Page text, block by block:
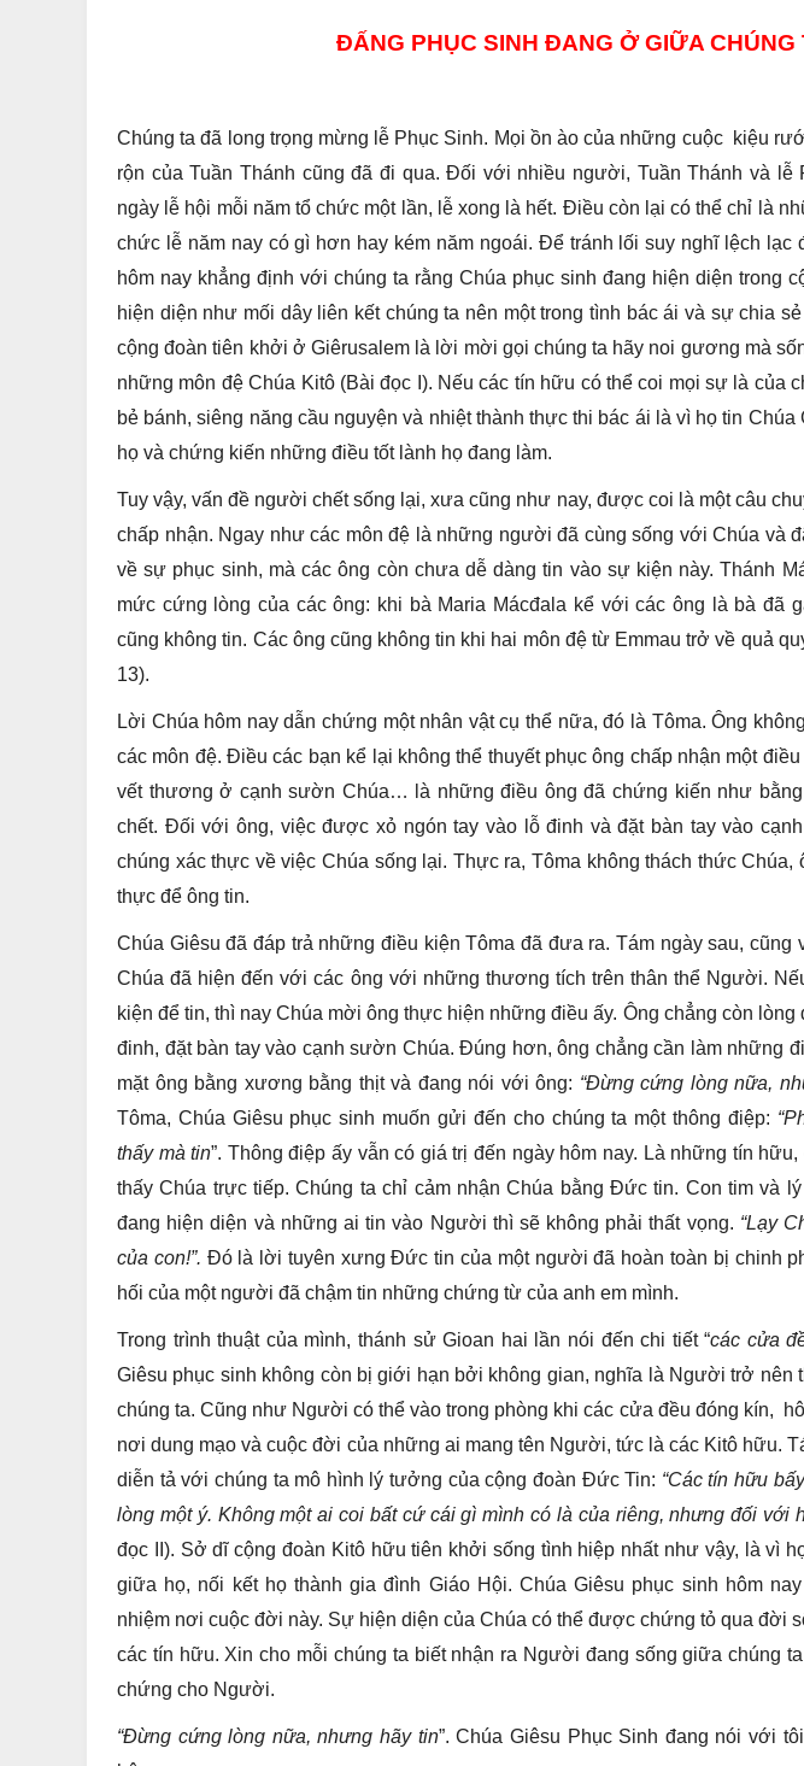
ĐẤNG PHỤC SINH ĐANG Ở GIỮA CHÚNG
Chúng ta đã long trọng mừng lễ Phục Sinh. Mọi ồn ào của những cuộc kiệu
rộn của Tuần Thánh cũng đã đi qua. Đối với nhiều người, Tuần Thánh và lễ
ngày lễ hội mỗi năm tổ chức một lần, lễ xong là hết. Điều còn lại có thể chỉ là
chức lễ năm nay có gì hơn hay kém năm ngoái. Để tránh lối suy nghĩ lệch lạc
hôm nay khẳng định với chúng ta rằng Chúa phục sinh đang hiện diện trong
hiện diện như mối dây liên kết chúng ta nên một trong tình bác ái và sự chia
cộng đoàn tiên khởi ở Giêrusalem là lời mời gọi chúng ta hãy noi gương mà
những môn đệ Chúa Kitô (Bài đọc I). Nếu các tín hữu có thể coi mọi sự là của
bẻ bánh, siêng năng cầu nguyện và nhiệt thành thực thi bác ái là vì họ tin
họ và chứng kiến những điều tốt lành họ đang làm.
Tuy vậy, vấn đề người chết sống lại, xưa cũng như nay, được coi là một câu
chấp nhận. Ngay như các môn đệ là những người đã cùng sống với Chúa và
về sự phục sinh, mà các ông còn chưa dễ dàng tin vào sự kiện này. Thánh
mức cứng lòng của các ông: khi bà Maria Mácđala kể với các ông là bà đã
cũng không tin. Các ông cũng không tin khi hai môn đệ từ Emmau trở về quả
13).
Lời Chúa hôm nay dẫn chứng một nhân vật cụ thể nữa, đó là Tôma. Ông
các môn đệ. Điều các bạn kể lại không thể thuyết phục ông chấp nhận một
vết thương ở cạnh sườn Chúa… là những điều ông đã chứng kiến như
chết. Đối với ông, việc được xỏ ngón tay vào lỗ đinh và đặt bàn tay vào
chúng xác thực về việc Chúa sống lại. Thực ra, Tôma không thách thức Chúa,
thực để ông tin.
Chúa Giêsu đã đáp trả những điều kiện Tôma đã đưa ra. Tám ngày sau, cũng
Chúa đã hiện đến với các ông với những thương tích trên thân thể Người.
kiện để tin, thì nay Chúa mời ông thực hiện những điều ấy. Ông chẳng còn lòng
đinh, đặt bàn tay vào cạnh sườn Chúa. Đúng hơn, ông chẳng cần làm những
mặt ông bằng xương bằng thịt và đang nói với ông: “Đừng cứng lòng nữa,
Tôma, Chúa Giêsu phục sinh muốn gửi đến cho chúng ta một thông điệp:
thấy mà tin”. Thông điệp ấy vẫn có giá trị đến ngày hôm nay. Là những tín
thấy Chúa trực tiếp. Chúng ta chỉ cảm nhận Chúa bằng Đức tin. Con tim và
đang hiện diện và những ai tin vào Người thì sẽ không phải thất vọng. “Lạy
của con!”. Đó là lời tuyên xưng Đức tin của một người đã hoàn toàn bị chinh
hối của một người đã chậm tin những chứng từ của anh em mình.
Trong trình thuật của mình, thánh sử Gioan hai lần nói đến chi tiết “các cửa
Giêsu phục sinh không còn bị giới hạn bởi không gian, nghĩa là Người trở nên
chúng ta. Cũng như Người có thể vào trong phòng khi các cửa đều đóng kín,
nơi dung mạo và cuộc đời của những ai mang tên Người, tức là các Kitô hữu.
diễn tả với chúng ta mô hình lý tưởng của cộng đoàn Đức Tin: “Các tín hữu
lòng một ý. Không một ai coi bất cứ cái gì mình có là của riêng, nhưng đối với
đọc II). Sở dĩ cộng đoàn Kitô hữu tiên khởi sống tình hiệp nhất như vậy, là vì
giữa họ, nối kết họ thành gia đình Giáo Hội. Chúa Giêsu phục sinh hôm
nhiệm nơi cuộc đời này. Sự hiện diện của Chúa có thể được chứng tỏ qua đời
các tín hữu. Xin cho mỗi chúng ta biết nhận ra Người đang sống giữa chúng
chứng cho Người.
“Đừng cứng lòng nữa, nhưng hãy tin”. Chúa Giêsu Phục Sinh đang nói với